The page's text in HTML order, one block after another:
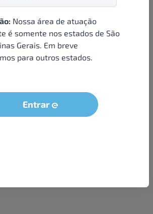
Nossa área de atuação
é somente nos estados de São
Gerais. Em breve
para outros estados.
Entrar
dados do titular